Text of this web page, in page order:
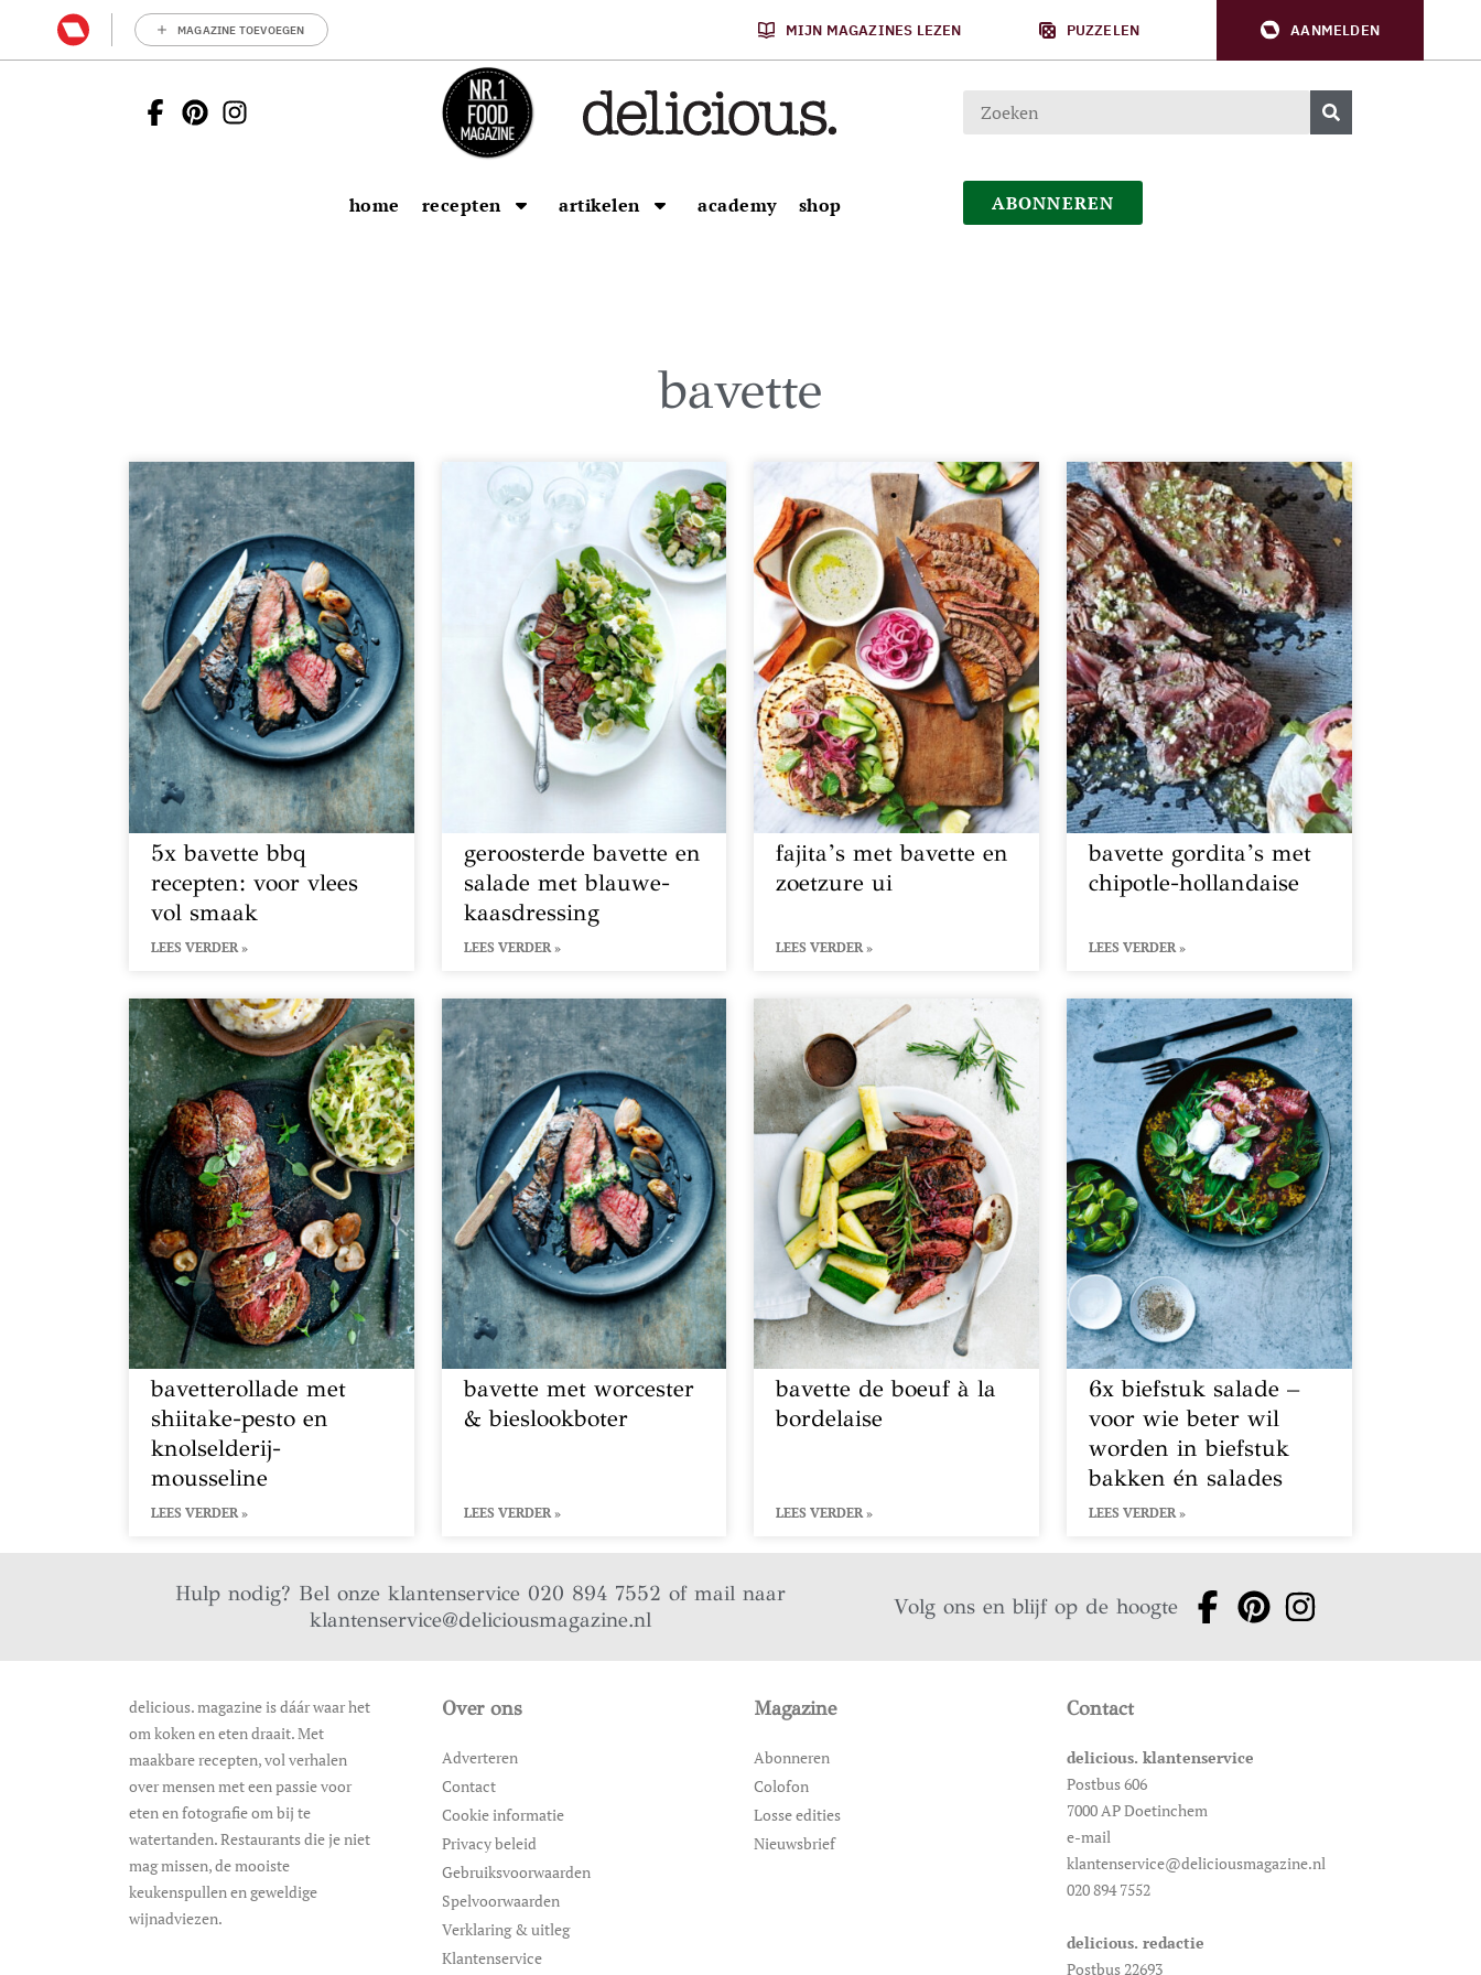
MAGAZINE TOEVOEGEN MIJN MAGAZINES LEZEN PUZZELEN AANMELDEN
home recepten artikelen academy shop ABONNEREN
bavette
5x bavette bbq
recepten: voor vlees
vol smaak
LEES VERDER »
geroosterde bavette en
salade met blauwe-
kaasdressing
LEES VERDER »
fajita’s met bavette en
zoetzure ui
LEES VERDER »
bavette gordita’s met
chipotle-hollandaise
LEES VERDER »
bavetterollade met
shiitake-pesto en
knolselderij-
mousseline
LEES VERDER »
bavette met worcester
& bieslookboter
LEES VERDER »
bavette de boeuf à la
bordelaise
LEES VERDER »
6x biefstuk salade –
voor wie beter wil
worden in biefstuk
bakken én salades
LEES VERDER »
Hulp nodig? Bel onze klantenservice 020 894 7552 of mail naar
klantenservice@deliciousmagazine.nl
Volg ons en blijf op de hoogte
delicious. magazine is dáár waar het
om koken en eten draait. Met
maakbare recepten, vol verhalen
over mensen met een passie voor
eten en fotografie om bij te
watertanden. Restaurants die je niet
mag missen, de mooiste
keukenspullen en geweldige
wijnadviezen.
Over ons
Adverteren
Contact
Cookie informatie
Privacy beleid
Gebruiksvoorwaarden
Spelvoorwaarden
Verklaring & uitleg
Klantenservice
Magazine
Abonneren
Colofon
Losse edities
Nieuwsbrief
Contact
delicious. klantenservice
Postbus 606
7000 AP Doetinchem
e-mail
klantenservice@deliciousmagazine.nl
020 894 7552
delicious. redactie
Postbus 22693